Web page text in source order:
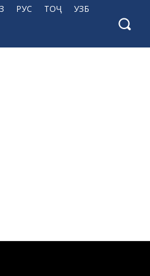
РУС ТОҶ УЗБ